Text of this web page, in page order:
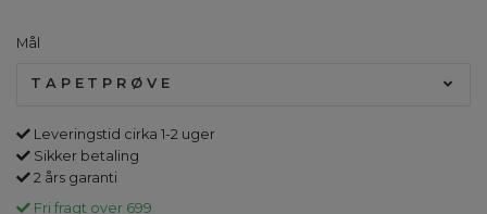
Mål
TAPETPRØVE
Leveringstid cirka 1-2 uger
Sikker betaling
2 års garanti
Fri fragt over 699